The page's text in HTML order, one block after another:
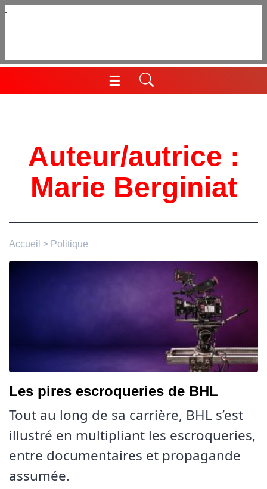
Aller
☰
Menu
Auteur/autrice :
Marie Berginiat
Accueil > Politique
Les pires escroqueries de BHL
Tout au long de sa carrière, BHL s’est
illustré en multipliant les escroqueries,
entre documentaires et propagande
assumée.